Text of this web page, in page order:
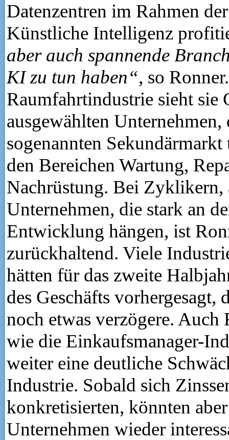
Datenzentren im Rahmen
Künstliche Intelligenz
aber auch spannende
KI zu tun haben“, so
Raumfahrtindustrie sieht sie
ausgewählten Unternehmen,
sogenannten
den Bereichen Wartung,
Nachrüstung. Bei Zyklikern,
Unternehmen, die stark an
Entwicklung hängen, ist
zurückhaltend. Viele
hätten für das zweite
des Geschäfts vorhergesagt,
noch etwas verzögere.
wie die Einkaufsmanager-
weiter eine deutliche
Industrie. Sobald sich
konkretisierten, könnten
Unternehmen wieder